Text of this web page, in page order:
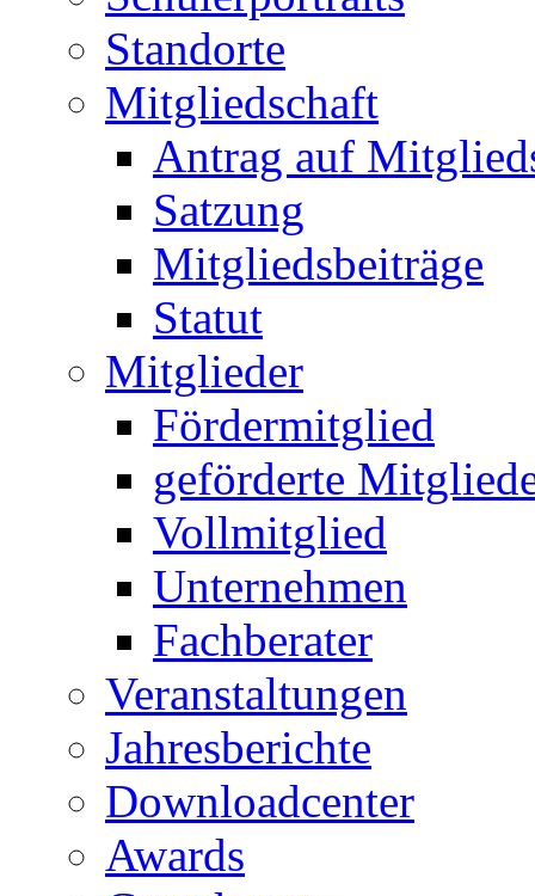
Standorte
Mitgliedschaft
Antrag auf
Satzung
Mitgliedsbeiträge
Statut
Mitglieder
Fördermitglied
geförderte
Vollmitglied
Unternehmen
Fachberater
Veranstaltungen
Jahresberichte
Downloadcenter
Awards